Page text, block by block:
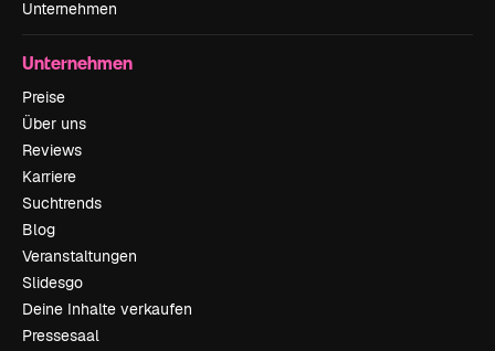
Unternehmen
Unternehmen
Preise
Über uns
Reviews
Karriere
Suchtrends
Blog
Veranstaltungen
Slidesgo
Deine Inhalte verkaufen
Pressesaal